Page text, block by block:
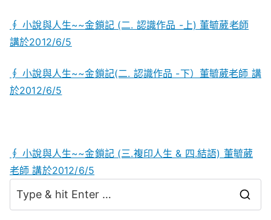
∮小說與人生~~金鎖記 (二. 認識作品 -上) 董毓葳老師
講於2012/6/5
∮ 小說與人生~~金鎖記(二. 認識作品 -下）董毓葳老師 講
於2012/6/5
∮ 小說與人生~~金鎖記 (三.複印人生 & 四.結語) 董毓葳
老師 講於2012/6/5